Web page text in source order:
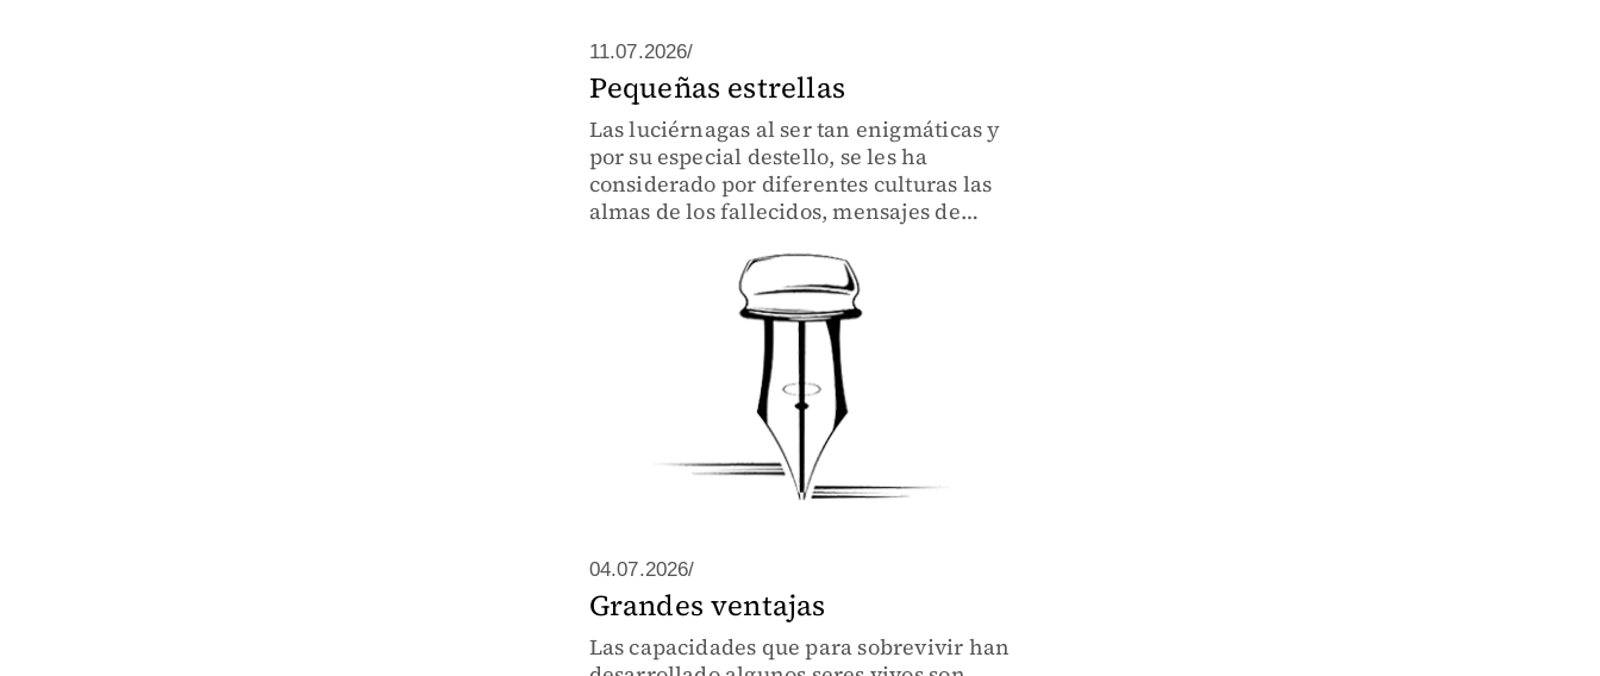
11.07.2026/
Pequeñas estrellas
Las luciérnagas al ser tan enigmáticas y
por su especial destello, se les ha
considerado por diferentes culturas las
almas de los fallecidos, mensajes de
cambiante, también hadas y espíritus
04.07.2026/
Grandes ventajas
Las capacidades que para sobrevivir han